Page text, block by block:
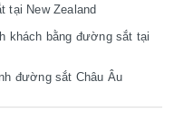
tại New Zealand
khách bằng đường sắt tại
đường sắt Châu Âu